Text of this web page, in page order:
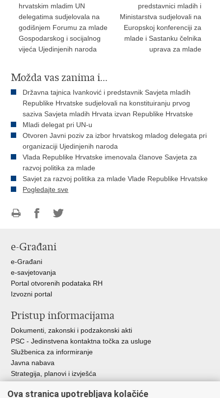
hrvatskim mladim UN
delegatima sudjelovala na
godišnjem Forumu za mlade
Gospodarskog i socijalnog
vijeća Ujedinjenih naroda
predstavnici mladih i
Ministarstva sudjelovali na
Europskoj konferenciji za
mlade i Sastanku čelnika
uprava za mlade
Možda vas zanima i...
Državna tajnica Ivanković i predstavnik Savjeta mladih
Republike Hrvatske sudjelovali na konstituiranju prvog
saziva Savjeta mladih Hrvata izvan Republike Hrvatske
Mladi delegat pri UN-u
Otvoren Javni poziv za izbor hrvatskog mladog delegata pri
organizaciji Ujedinjenih naroda
Vlada Republike Hrvatske imenovala članove Savjeta za
razvoj politika za mlade
Savjet za razvoj politika za mlade Vlade Republike Hrvatske
Pogledajte sve
FacebookuTwitteru
e-Građani
e-Građani
e-savjetovanja
Portal otvorenih podataka RH
Izvozni portal
Pristup informacijama
Dokumenti, zakonski i podzakonski akti
PSC - Jedinstvena kontaktna točka za usluge
Službenica za informiranje
Javna nabava
Strategija, planovi i izvješća
Ova stranica upotrebljava kolačiće